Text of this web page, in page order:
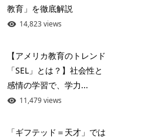
教育」を徹底解説
14,823 views
【アメリカ教育のトレンド
「SEL」とは？】社会性と
感情の学習で、学力...
11,479 views
「ギフテッド＝天才」では